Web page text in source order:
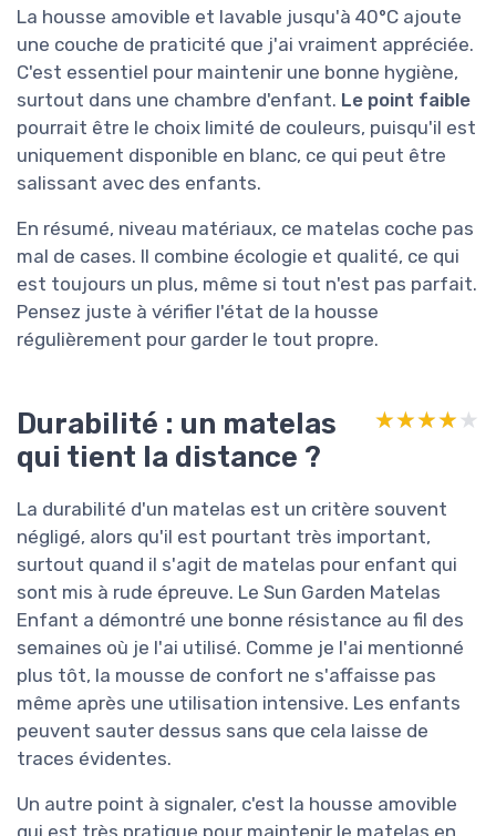
La housse amovible et lavable jusqu'à 40°C ajoute
une couche de praticité que j'ai vraiment appréciée.
C'est essentiel pour maintenir une bonne hygiène,
surtout dans une chambre d'enfant. Le point faible
pourrait être le choix limité de couleurs, puisqu'il est
uniquement disponible en blanc, ce qui peut être
salissant avec des enfants.
En résumé, niveau matériaux, ce matelas coche pas
mal de cases. Il combine écologie et qualité, ce qui
est toujours un plus, même si tout n'est pas parfait.
Pensez juste à vérifier l'état de la housse
régulièrement pour garder le tout propre.
Durabilité : un matelas
qui tient la distance ?
★★★★★
★★★★★
La durabilité d'un matelas est un critère souvent
négligé, alors qu'il est pourtant très important,
surtout quand il s'agit de matelas pour enfant qui
sont mis à rude épreuve. Le Sun Garden Matelas
Enfant a démontré une bonne résistance au fil des
semaines où je l'ai utilisé. Comme je l'ai mentionné
plus tôt, la mousse de confort ne s'affaisse pas
même après une utilisation intensive. Les enfants
peuvent sauter dessus sans que cela laisse de
traces évidentes.
Un autre point à signaler, c'est la housse amovible
qui est très pratique pour maintenir le matelas en